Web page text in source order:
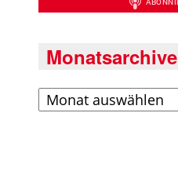
Monatsarchive
Archiv